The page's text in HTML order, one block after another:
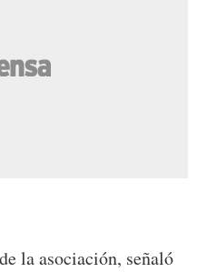
la asociación, señaló